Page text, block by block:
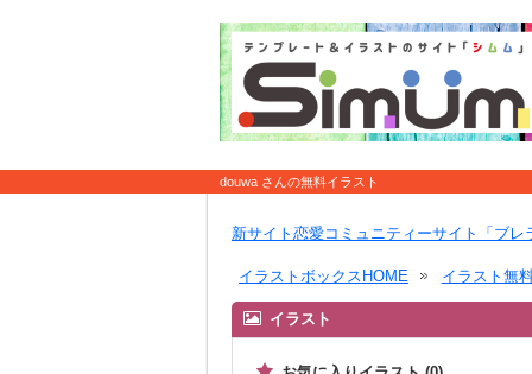
douwa さんの無料イラスト
新サイト恋愛コミュニティーサイト「ブレ
イラストボックスHOME イラスト無
イラスト